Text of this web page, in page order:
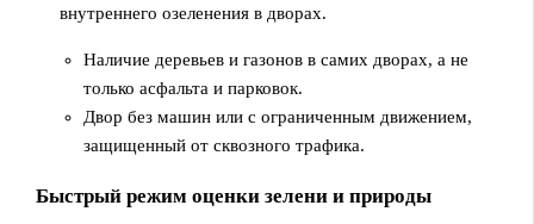
внутреннего озеленения в дворах.
Наличие деревьев и газонов в самих дворах, а не
только асфальта и парковок.
Двор без машин или с ограниченным движением,
защищенный от сквозного трафика.
Быстрый режим оценки зелени и природы